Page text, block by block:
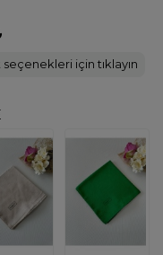
için tıklayın